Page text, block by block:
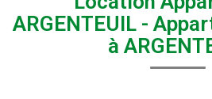
Gestion
Gestion De
Sélectionnez...
ARGENTEUIL -
à